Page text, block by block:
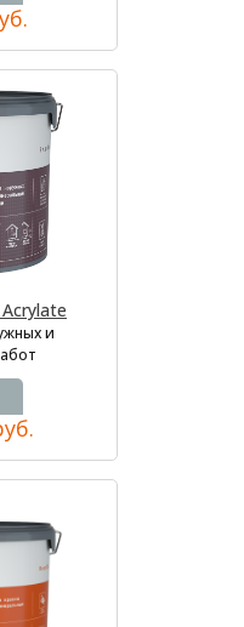
и